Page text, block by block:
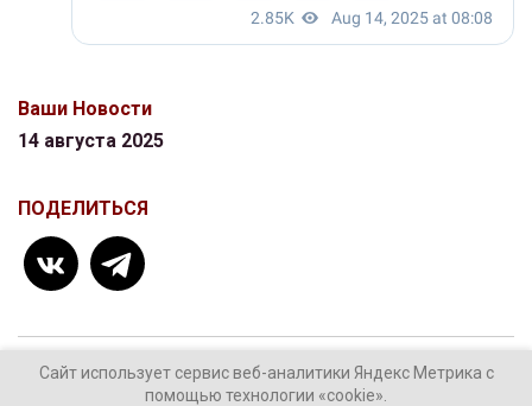
Ваши Новости
14 августа 2025
ПОДЕЛИТЬСЯ
ТЕГИ: атака беспилотника ВСУ Ростов-на-Дону
Сайт использует сервис веб-аналитики Яндекс Метрика с
помощью технологии «cookie».